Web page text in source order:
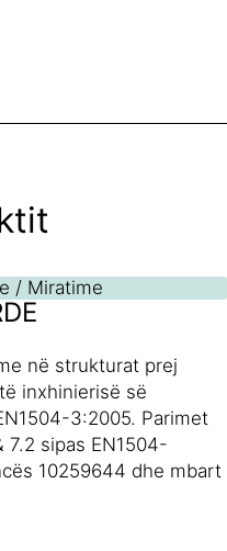
/ Miratime
në strukturat prej
inxhinierisë së
3:2005. Parimet
7.2 sipas EN1504-
10259644 dhe mbart